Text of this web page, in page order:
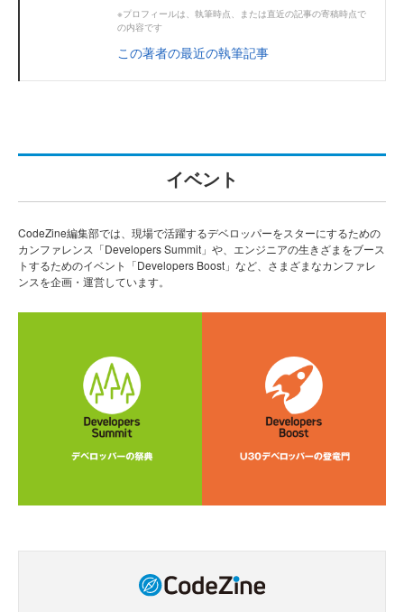
※プロフィールは、執筆時点、または直近の記事の寄稿時点で
の内容です
この著者の最近の執筆記事
イベント
CodeZine編集部では、現場で活躍するデベロッパーをスターにするための
カンファレンス「Developers Summit」や、エンジニアの生きざまをブース
トするためのイベント「Developers Boost」など、さまざまなカンファレ
ンスを企画・運営しています。